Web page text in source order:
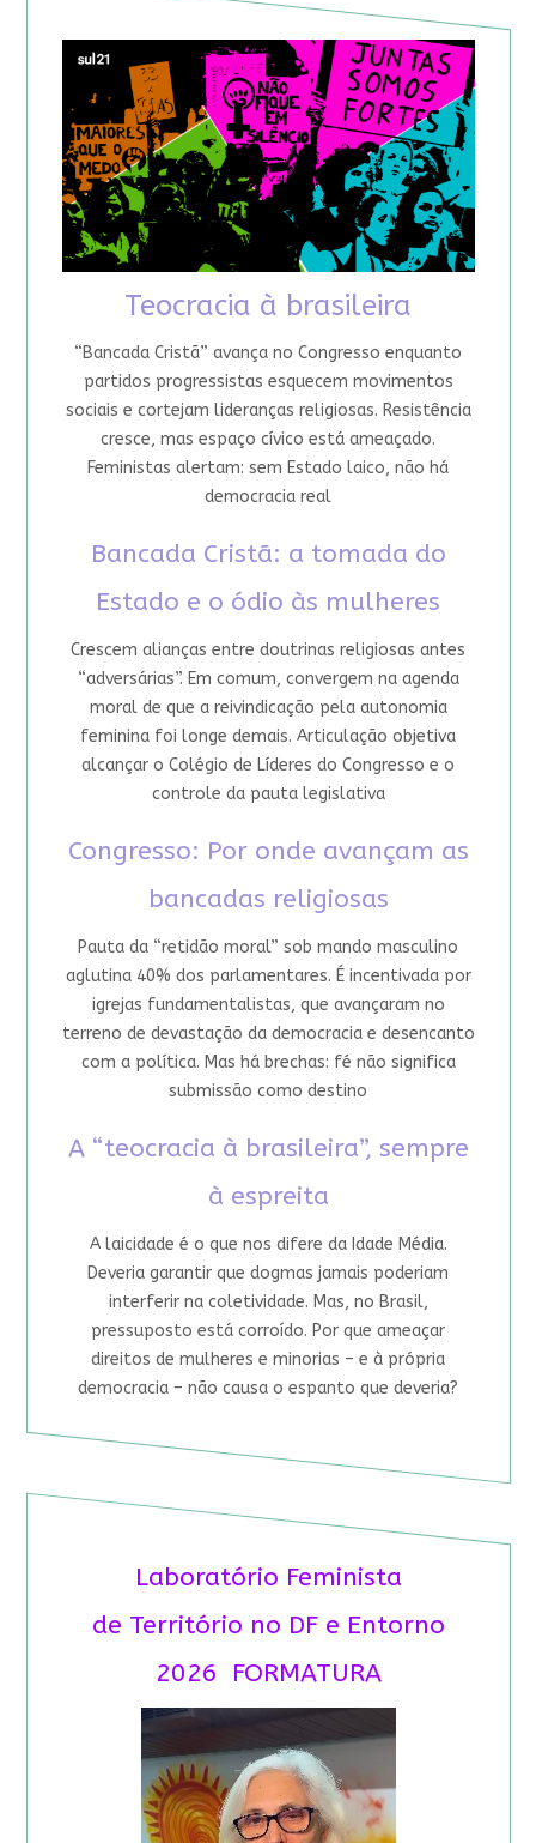
Teocracia à brasileira
“Bancada Cristã” avança no Congresso enquanto
partidos progressistas esquecem movimentos
sociais e cortejam lideranças religiosas. Resistência
cresce, mas espaço cívico está ameaçado.
Feministas alertam: sem Estado laico, não há
democracia real
Bancada Cristã: a tomada do
Estado e o ódio às mulheres
Crescem alianças entre doutrinas religiosas antes
“adversárias”. Em comum, convergem na agenda
moral de que a reivindicação pela autonomia
feminina foi longe demais. Articulação objetiva
alcançar o Colégio de Líderes do Congresso e o
controle da pauta legislativa
Congresso: Por onde avançam as
bancadas religiosas
Pauta da “retidão moral” sob mando masculino
aglutina 40% dos parlamentares. É incentivada por
igrejas fundamentalistas, que avançaram no
terreno de devastação da democracia e desencanto
com a política. Mas há brechas: fé não significa
submissão como destino
A “teocracia à brasileira”, sempre
à espreita
A laicidade é o que nos difere da Idade Média.
Deveria garantir que dogmas jamais poderiam
interferir na coletividade. Mas, no Brasil,
pressuposto está corroído. Por que ameaçar
direitos de mulheres e minorias – e à própria
democracia – não causa o espanto que deveria?
Laboratório Feminista
de Território no DF e Entorno
2026 FORMATURA